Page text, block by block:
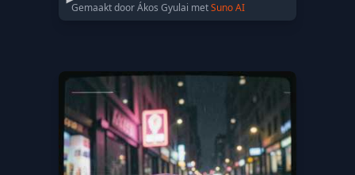
Gemaakt door Ákos Gyulai metSuno AI